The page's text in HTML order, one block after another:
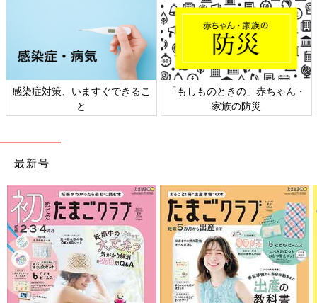
ときの」赤ちゃん・
日本外来小児科学会リーフレッ
六星占術
最新号